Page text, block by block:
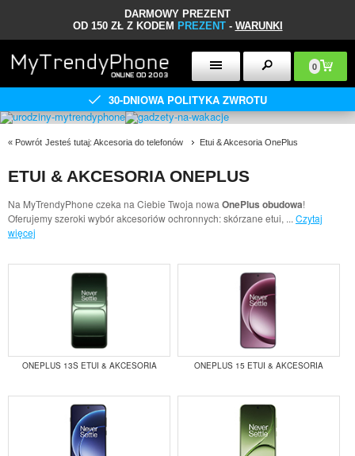
DARMOWY PREZENT
OD 150 ZŁ Z KODEM PREZENT- WARUNKI
0
30-DNIOWA POLITYKA ZWROTU
« Powrót Jesteś tutaj: Akcesoria do telefonów Etui & Akcesoria OnePlus
ETUI & AKCESORIA ONEPLUS
Na MyTrendyPhone czeka na Ciebie Twoja nowa OnePlus obudowa!
Oferujemy szeroki wybór akcesoriów ochronnych: skórzane etui, ... Czytaj
więcej
ONEPLUS 13S ETUI & AKCESORIA ONEPLUS 15 ETUI & AKCESORIA